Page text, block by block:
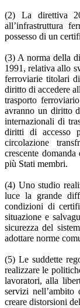
(2) La direttiva
all’infrastruttura
possesso di un
(3) A norma della
1991, relativa allo
ferroviarie titolari
diritto di accedere
trasporto
avranno un diritto
internazionali di
diritti di accesso
circolazione
crescente
più Stati membri.
(4) Uno studio
luce la grande
condizioni di
situazione e
sicurezza del
adottare norme
(5) Le suddette
realizzare le
lavoratori, alla
servizi
creare distorsioni